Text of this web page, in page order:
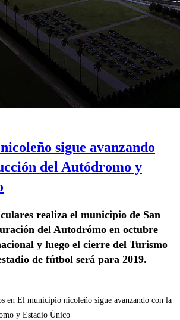
sigue avanzando
del Autódromo y
realiza el municipio de San
del Autodrómo en octubre
y luego el cierre del Turismo
de fútbol será para 2019.
en El municipio nicoleño sigue avanzando con la
y Estadio Único